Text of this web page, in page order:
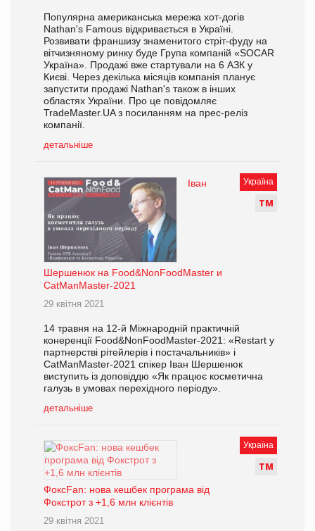
Популярна американська мережа хот-догів
Nathan's Famous відкривається в Україні.
Розвивати франшизу знаменитого стріт-фуду на
вітчизняному ринку буде Група компаній «SOCAR
Україна». Продажі вже стартували на 6 АЗК у
Києві. Через декілька місяців компанія планує
запустити продажі Nathan's також в інших
областях України. Про це повідомляє
TradeMaster.UA з посиланням на прес-реліз
компанії.
детальніше
Україна
ТМ
Іван
Шершенюк на Food&NonFoodMaster и
CatManMaster-2021
29 квітня 2021
14 травня на 12-й Міжнародній практичній
конеренції Food&NonFoodMaster-2021: «Restart у
партнерстві рітейлерів і постачальників» і
CatManMaster-2021 спікер Іван Шершенюк
виступить із доповіддю «Як працює косметична
галузь в умовах перехідного періоду».
детальніше
Україна
ТМ
ФоксFan: нова кешбек програма від
Фокстрот з +1,6 млн клієнтів
29 квітня 2021